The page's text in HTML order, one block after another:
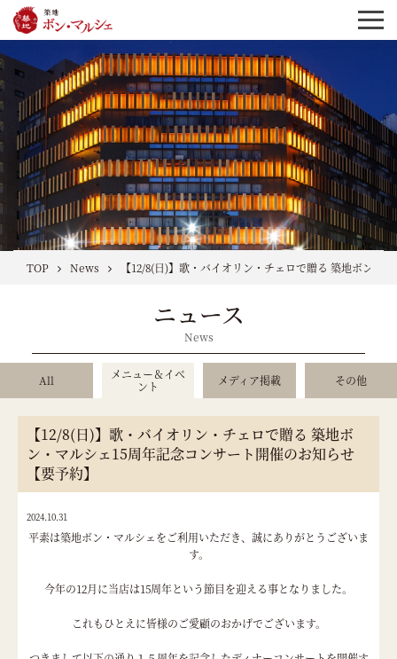
TOP News 【12/8(日)】歌・バイオリン・チェロで贈る 築地ボン・
ニュース
News
All
メニュー＆イベ
ント
メディア掲載 その他
【12/8(日)】歌・バイオリン・チェロで贈る 築地ボ
ン・マルシェ15周年記念コンサート開催のお知らせ
【要予約】
2024.10.31
平素は築地ボン・マルシェをご利用いただき、誠にありがとうございま
す。
今年の12月に当店は15周年という節目を迎える事となりました。
これもひとえに皆様のご愛顧のおかげでございます。